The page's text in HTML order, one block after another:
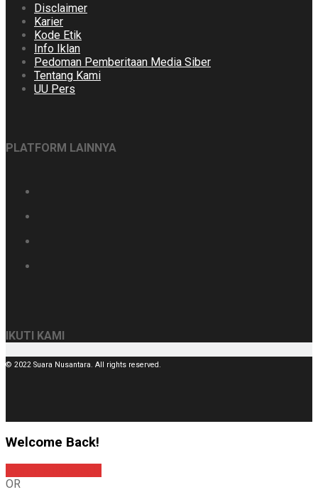
Disclaimer
Karier
Kode Etik
Info Iklan
Pedoman Pemberitaan Media Siber
Tentang Kami
UU Pers
PLATFORM LAINNYA
IKUTI KAMI
© 2022 Suara Nusantara. All rights reserved.
Welcome Back!
OR